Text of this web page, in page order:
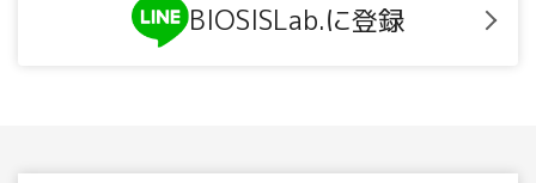
BIOSISLab.に登録